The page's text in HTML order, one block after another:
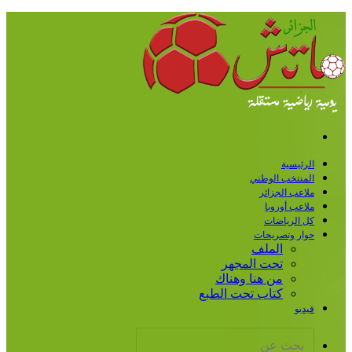
الوطني
الجزائر
أوروبا
الرياضات
وتصريحات
الملف
تحت المجهر
من هنا وهناك
كتاب تحت الطبع